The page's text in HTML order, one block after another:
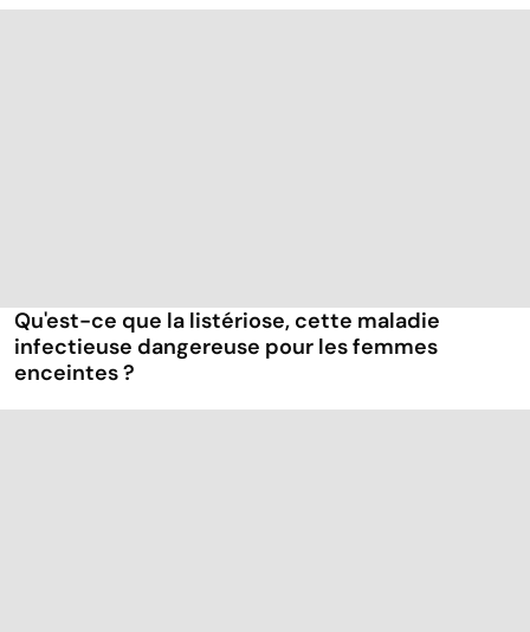
Qu'est-ce que la listériose, cette maladie
infectieuse dangereuse pour les femmes
enceintes ?